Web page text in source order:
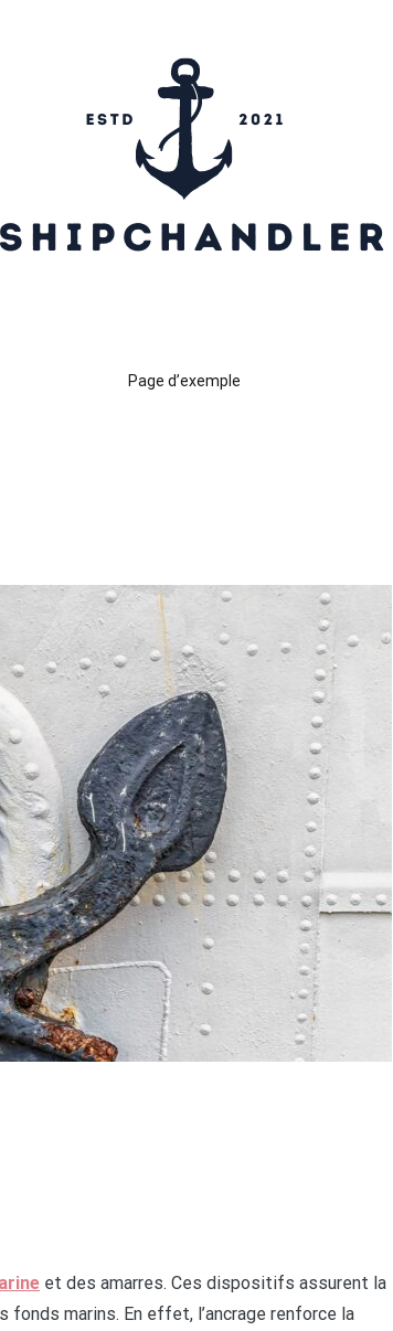
Page d’exemple
et des amarres. Ces dispositifs assurent la
marins. En effet, l’ancrage renforce la